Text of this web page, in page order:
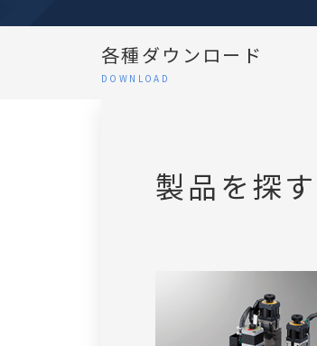
各種ダウンロード
DOWNLOAD
製品を探す